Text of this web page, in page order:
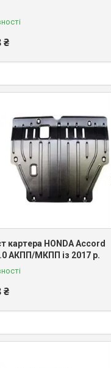
₴
картера HONDA Accord
АКПП/МКПП із 2017 р.
₴